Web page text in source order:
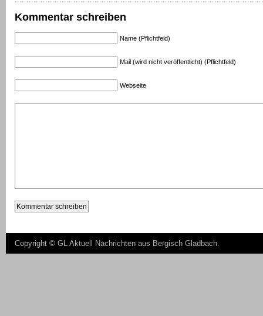
Kommentar schreiben
Name (Pflichtfeld)
Mail (wird nicht veröffentlicht) (Pflichtfeld)
Webseite
Copyright © GL Aktuell Nachrichten aus Bergisch Gladbach